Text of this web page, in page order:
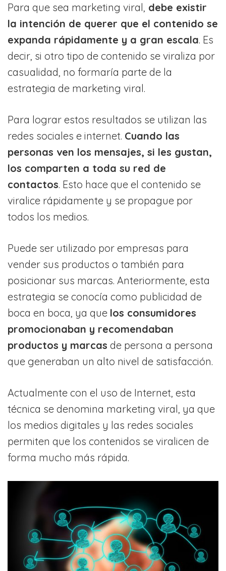
Para que sea marketing viral, debe existir
la intención de querer que el contenido se
expanda rápidamente y a gran escala. Es
decir, si otro tipo de contenido se viraliza por
casualidad, no formaría parte de la
estrategia de marketing viral.
Para lograr estos resultados se utilizan las
redes sociales e internet. Cuando las
personas ven los mensajes, si les gustan,
los comparten a toda su red de
contactos. Esto hace que el contenido se
viralice rápidamente y se propague por
todos los medios.
Puede ser utilizado por empresas para
vender sus productos o también para
posicionar sus marcas. Anteriormente, esta
estrategia se conocía como publicidad de
boca en boca, ya que los consumidores
promocionaban y recomendaban
productos y marcas de persona a persona
que generaban un alto nivel de satisfacción.
Actualmente con el uso de Internet, esta
técnica se denomina marketing viral, ya que
los medios digitales y las redes sociales
permiten que los contenidos se viralicen de
forma mucho más rápida.